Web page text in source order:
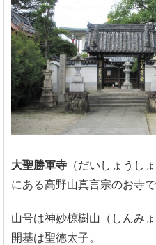
大聖勝軍寺 （だいしょうし
にある高野山真言宗のお寺で
山号は神妙椋樹山（しんみ
開基は聖徳太子。